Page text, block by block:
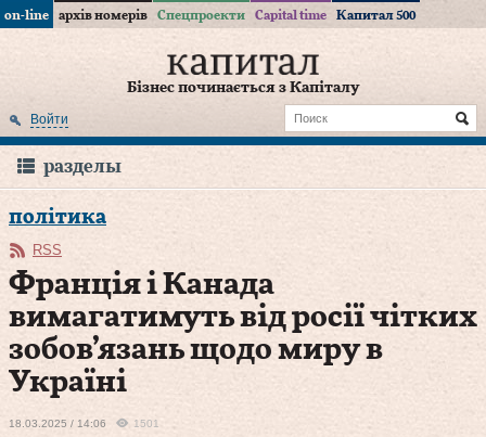
on-line архів номерів Спецпроекти Capital time Капитал 500
Бізнес починається з Капіталу
Войти
разделы
політика
RSS
Франція і Канада
вимагатимуть від росії чітких
зобов’язань щодо миру в
Україні
18.03.2025 / 14:06 1501